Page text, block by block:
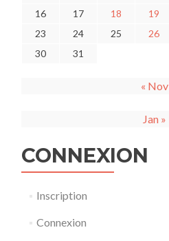
16
17 18 19
23
24 25 26
30
31
« Nov
Jan »
CONNEXION
Inscription
Connexion